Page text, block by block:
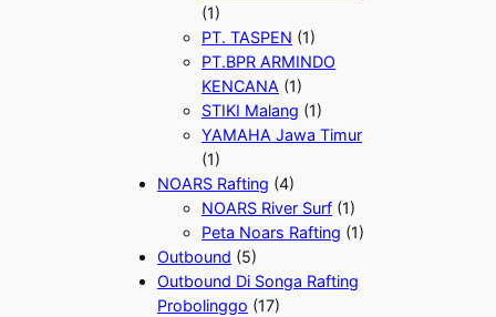
(1)
PT. TASPEN (1)
PT.BPR ARMINDO
KENCANA (1)
STIKI Malang (1)
YAMAHA Jawa Timur
(1)
NOARS Rafting (4)
NOARS River Surf (1)
Peta Noars Rafting (1)
Outbound (5)
Outbound Di Songa Rafting
Probolinggo (17)